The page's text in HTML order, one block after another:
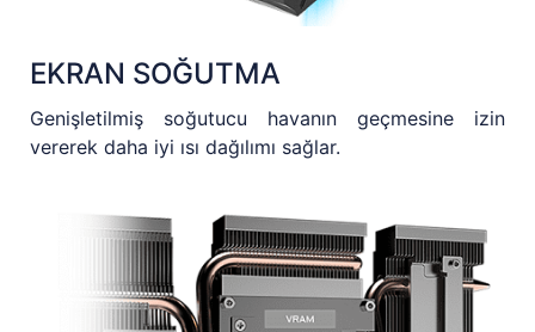
EKRAN SOĞUTMA
Genişletilmiş soğutucu havanın geçmesine izin
vererek daha iyi ısı dağılımı sağlar.